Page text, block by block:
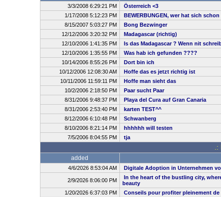
3/3/2008 6:29:21 PM
Österreich <3
1/17/2008 5:12:23 PM
BEWERBUNGEN, wer hat sich
8/15/2007 5:03:27 PM
Bong Bezwinger
12/12/2006 3:20:32 PM
Madagascar (richtig)
12/10/2006 1:41:35 PM
Is das Madagascar ? Wenn nit
12/10/2006 1:35:55 PM
Was hab ich gefunden ????
10/14/2006 8:55:26 PM
Dort bin ich
10/12/2006 12:08:30 AM
Hoffe das es jetzt richtig ist
10/11/2006 11:59:11 PM
Hoffe man sieht das
10/2/2006 2:18:50 PM
Paar sucht Paar
8/31/2006 9:48:37 PM
Playa del Cura auf Gran Canaria
8/31/2006 2:53:40 PM
karten TEST^^
8/12/2006 6:10:48 PM
Schwanberg
8/10/2006 8:21:14 PM
hhhhhh will testen
7/5/2006 8:04:55 PM
tja
.:
added
4/6/2026 8:53:04 AM Digitale Adoption in Unternehmen
2/9/2026 8:06:00 PM
In the heart of the bustling city,
beauty
1/20/2026 6:37:03 PM
Conseils pour profiter pleinement de